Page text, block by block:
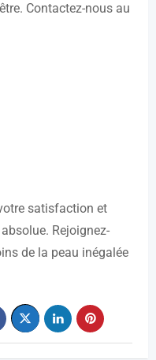
Contactez-nous au
satisfaction et
Rejoignez-
de la peau inégalée